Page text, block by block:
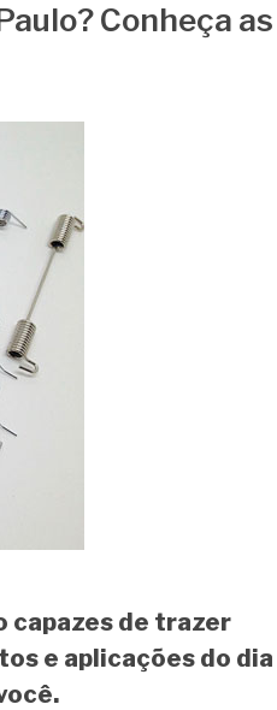
Conheça as
capazes de trazer
e aplicações do dia